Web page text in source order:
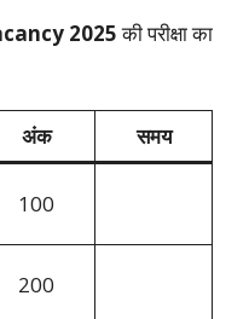
2025की परीक्षा का
अंक
समय
100
200